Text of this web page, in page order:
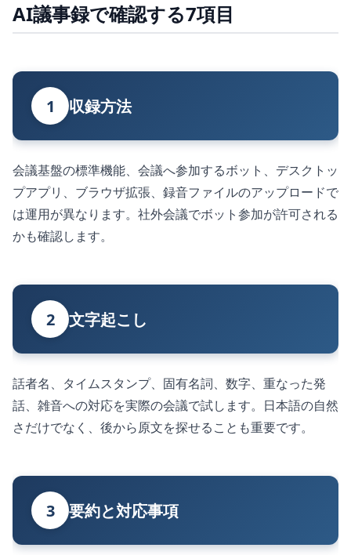
AI議事録で確認する7項目
1 収録方法
会議基盤の標準機能、会議へ参加するボット、デスクトッ
プアプリ、ブラウザ拡張、録音ファイルのアップロードで
は運用が異なります。社外会議でボット参加が許可される
かも確認します。
2 文字起こし
話者名、タイムスタンプ、固有名詞、数字、重なった発
話、雑音への対応を実際の会議で試します。日本語の自然
さだけでなく、後から原文を探せることも重要です。
3 要約と対応事項